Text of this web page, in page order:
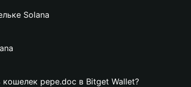
Solana
кошелек pepe.doc в Bitget Wallet?